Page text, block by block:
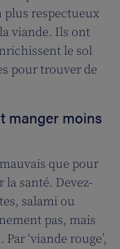
plus respectueux
viande. Ils ont
le sol
pour trouver de
manger moins
que pour
santé. Devez-
salami ou
pas, mais
‘viande rouge’,